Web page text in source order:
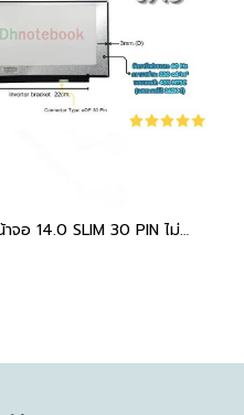
อะไหล่หน้าจอ 14.0 SLIM 30 PIN ไม่มีหู บาง 31.5 CM Inverter 22 CM 1366*768 60hz TN